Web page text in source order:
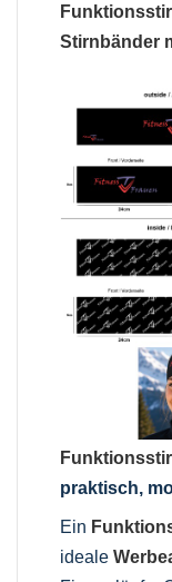
Stirnbänder
praktisch,
Ein
ideale